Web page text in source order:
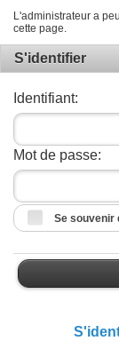
L'administrateur a
cette page.
S'identifier
Identifiant:
Mot de passe:
Se souvenir